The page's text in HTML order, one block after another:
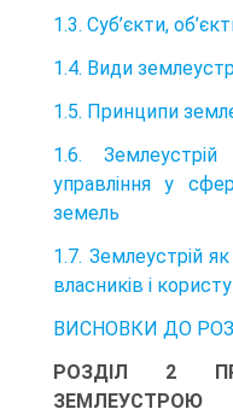
1.3. Суб’єкти,
1.4. Види
1.5. Принципи
1.6.
управління у
земель
1.7. Землеустрій
власників і
ВИСНОВКИ ДО
РОЗДІЛ 2